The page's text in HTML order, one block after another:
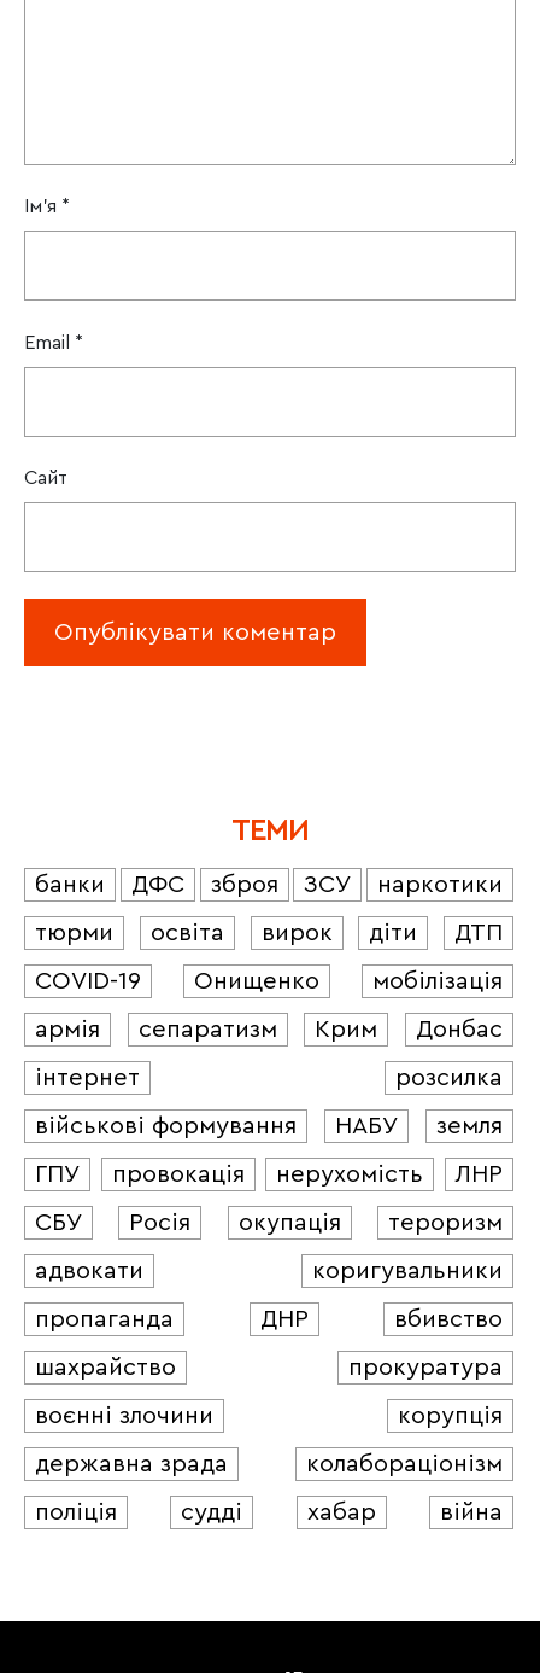
Ім'я *
Email *
Сайт
ТЕМИ
банки ДФС зброя ЗСУ
наркотики
тюрми
освіта вирок діти
ДТП
COVID-19
Онищенко
мобілізація
армія
сепаратизм Крим
Донбас
інтернет
розсилка
військові формування
НАБУ
земля
ГПУ
провокація нерухомість
ЛНР
СБУ
Росія окупація
тероризм
адвокати
коригувальники
пропаганда
ДНР
вбивство
шахрайство
прокуратура
воєнні злочини
корупція
державна зрада
колабораціонізм
поліція
судді хабар війна